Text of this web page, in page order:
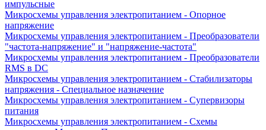
импульсные
Микросхемы управления электропитанием - Опорное
напряжение
Микросхемы управления электропитанием - Преобразователи
"частота-напряжение" и "напряжение-частота"
Микросхемы управления электропитанием - Преобразователи
RMS в DC
Микросхемы управления электропитанием - Стабилизаторы
напряжения - Специальное назначение
Микросхемы управления электропитанием - Супервизоры
питания
Микросхемы управления электропитанием - Схемы